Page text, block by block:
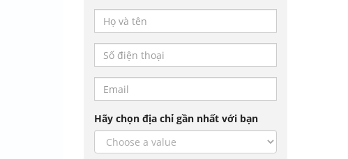
Hãy chọn địa chỉ gần nhất với bạn